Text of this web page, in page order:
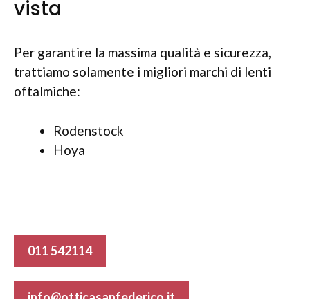
vista
Per garantire la massima qualità e sicurezza,
trattiamo solamente i migliori marchi di lenti
oftalmiche:
Rodenstock
Hoya
011 542114